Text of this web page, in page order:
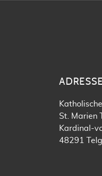
ADRESSE
St. Marien
Kardinal-
48291